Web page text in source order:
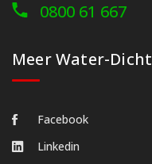
0800 61 667
Meer Water-Dicht
Facebook
Linkedin